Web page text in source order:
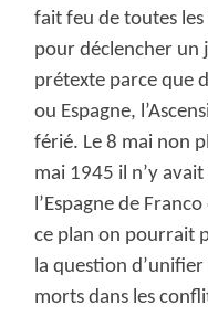
fait feu de toutes
pour déclencher un
prétexte parce que
ou Espagne,
férié. Le 8 mai non
mai 1945 il n’y
l’Espagne de
ce plan on pourrait
la question
morts dans les